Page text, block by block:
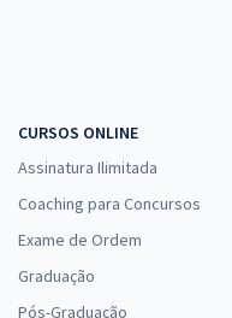
CURSOS ONLINE
Assinatura Ilimitada
Coaching para Concursos
Exame de Ordem
Graduação
Pós-Graduação